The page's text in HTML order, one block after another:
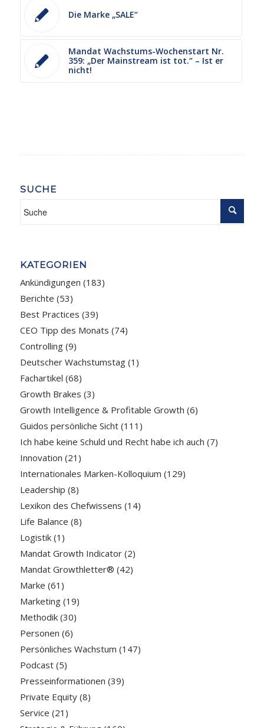
Die Marke „SALE“
Mandat Wachstums-Wochenstart Nr.
359: „Der Mainstream ist tot.“ – Ist er
nicht!
SUCHE
KATEGORIEN
Ankündigungen (183)
Berichte (53)
Best Practices (39)
CEO Tipp des Monats (74)
Controlling(9)
Deutscher Wachstumstag(1)
Fachartikel (68)
Growth Brakes (3)
Growth Intelligence & Profitable Growth (6)
Guidos persönliche Sicht(111)
Ich habe keine Schuld und Recht habe ich auch (7)
Innovation (21)
Internationales Marken-Kolloquium (129)
Leadership (8)
Lexikon des Chefwissens (14)
Life Balance (8)
Logistik(1)
Mandat Growth Indicator(2)
Mandat Growthletter® (42)
Marke (61)
Marketing(19)
Methodik(30)
Personen (6)
Persönliches Wachstum (147)
Podcast(5)
Presseinformationen (39)
Private Equity(8)
Service (21)